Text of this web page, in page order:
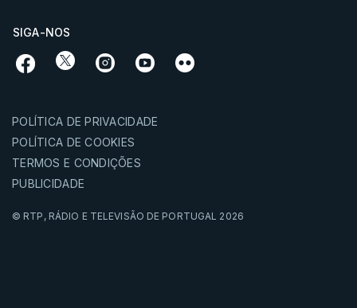
SIGA-NOS
POLÍTICA DE PRIVACIDADE
POLÍTICA DE COOKIES
TERMOS E CONDIÇÕES
PUBLICIDADE
© RTP, RÁDIO E TELEVISÃO DE PORTUGAL 2026